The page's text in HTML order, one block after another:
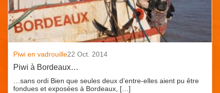
Piwi en vadrouille22 Oct. 2014
Piwi à Bordeaux…
…sans ordi Bien que seules deux d’entre-elles aient pu être
fondues et exposées à Bordeaux, […]